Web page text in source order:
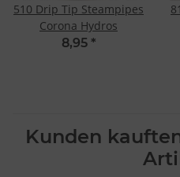
510 Drip Tip Steampipes
Corona Hydros
8,95 *
Kunden